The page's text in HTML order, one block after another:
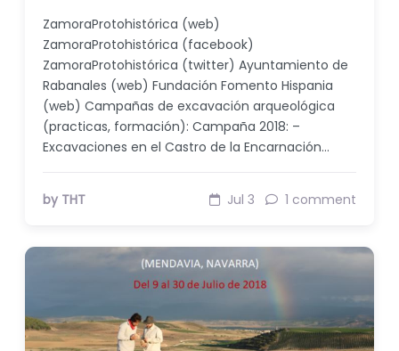
ZamoraProtohistórica (web)
ZamoraProtohistórica (facebook)
ZamoraProtohistórica (twitter) Ayuntamiento de
Rabanales (web) Fundación Fomento Hispania
(web) Campañas de excavación arqueológica
(practicas, formación): Campaña 2018: –
Excavaciones en el Castro de la Encarnación…
by THT Jul 3 1 comment